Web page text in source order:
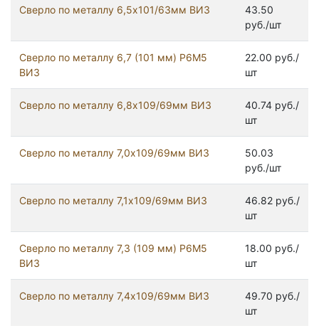
Сверло по металлу 6,5х101/63мм ВИЗ
43.50
руб./шт
Сверло по металлу 6,7 (101 мм) Р6М5
ВИЗ
22.00 руб./
шт
Сверло по металлу 6,8х109/69мм ВИЗ
40.74 руб./
шт
Сверло по металлу 7,0х109/69мм ВИЗ
50.03
руб./шт
Сверло по металлу 7,1х109/69мм ВИЗ
46.82 руб./
шт
Сверло по металлу 7,3 (109 мм) Р6М5
ВИЗ
18.00 руб./
шт
Сверло по металлу 7,4х109/69мм ВИЗ
49.70 руб./
шт